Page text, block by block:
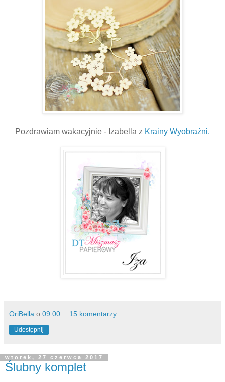
Pozdrawiam wakacyjnie - Izabella z Krainy Wyobraźni.
OriBella o 09:00 15 komentarzy:
Udostępnij
wtorek, 27 czerwca 2017
Ślubny komplet